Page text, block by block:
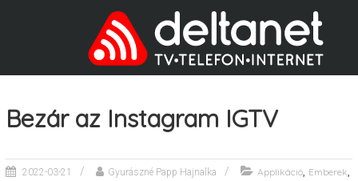
Bezár az Instagram IGTV
2022-03-21 Gyurászné Papp Hajnalka Applikáció, Emberek,